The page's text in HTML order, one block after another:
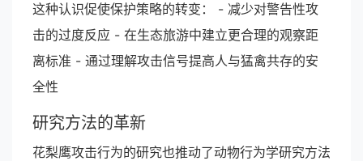
这种认识促使保护策略的转变： - 减少对警告性攻
击的过度反应 - 在生态旅游中建立更合理的观察距
离标准 - 通过理解攻击信号提高人与猛禽共存的安
全性
研究方法的革新
花梨鹰攻击行为的研究也推动了动物行为学研究方法